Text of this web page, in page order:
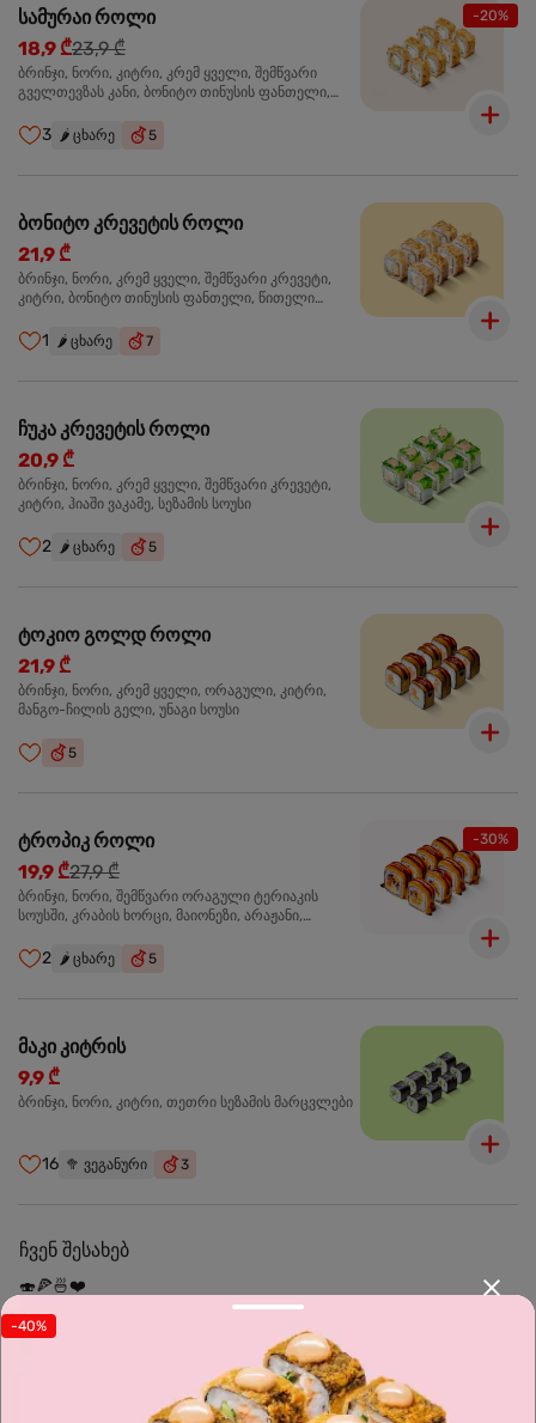
-20%
სამურაი როლი
18,9 ₾23,9 ₾
ბრინჯი, ნორი, კიტრი, კრემ ყველი, შემწვარი
გველთევზას კანი, ბონიტო თინუსის ფანთელი,
3 🌶️ ცხარე 5
ბონიტო კრევეტის როლი
21,9 ₾
ბრინჯი, ნორი, კრემ ყველი, შემწვარი კრევეტი,
კიტრი, ბონიტო თინუსის ფანთელი, წითელი
1 🌶️ ცხარე 7
ჩუკა კრევეტის როლი
20,9 ₾
ბრინჯი, ნორი, კრემ ყველი, შემწვარი კრევეტი,
კიტრი, ჰიაში ვაკამე, სეზამის სოუსი
2 🌶️ ცხარე 5
ტოკიო გოლდ როლი
21,9 ₾
ბრინჯი, ნორი, კრემ ყველი, ორაგული, კიტრი,
მანგო-ჩილის გელი, უნაგი სოუსი
5
-30%
ტროპიკ როლი
19,9 ₾27,9 ₾
ბრინჯი, ნორი, შემწვარი ორაგული ტერიაკის
სოუსში, კრაბის ხორცი, მაიონეზი, არაჟანი,
სოუსი, მანგო-ჩილის გელი
2 🌶️ ცხარე 5
მაკი კიტრის
9,9 ₾
ბრინჯი, ნორი, კიტრი, თეთრი სეზამის მარცვლები
16 🥦 ვეგანური 3
ჩვენ შესახებ
🍣🍕🍜❤️
Sushi24.ge since 2018. Rolls, pizza, and wok are waiting to be
prepared for you. Choose the nearest location and explore the
-40%